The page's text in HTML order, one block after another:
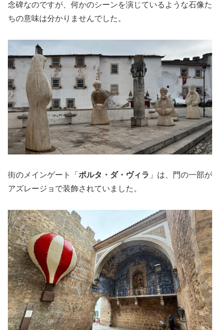
念碑なのですが、何かのシーンを演じているような石像た
ちの意味は分かりませんでした。
街のメインゲート「 ポルタ・ダ・ヴィラ 」は、門の一部が
アズレージョで装飾されていました。